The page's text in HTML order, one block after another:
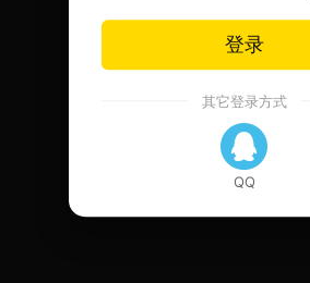
登录
其它登录方式
QQ